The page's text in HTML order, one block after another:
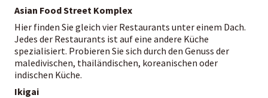
Asian Food Street Komplex
Hier finden Sie gleich vier Restaurants unter einem Dach.
Jedes der Restaurants ist auf eine andere Küche
spezialisiert. Probieren Sie sich durch den Genuss der
maledivischen, thailändischen, koreanischen oder
indischen Küche.
Ikigai